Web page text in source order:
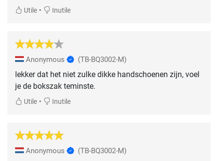
Utile • Inutile
Anonymous (TB-BQ3002-M)
lekker dat het niet zulke dikke handschoenen zijn, voel
je de bokszak teminste.
Utile • Inutile
Anonymous (TB-BQ3002-M)